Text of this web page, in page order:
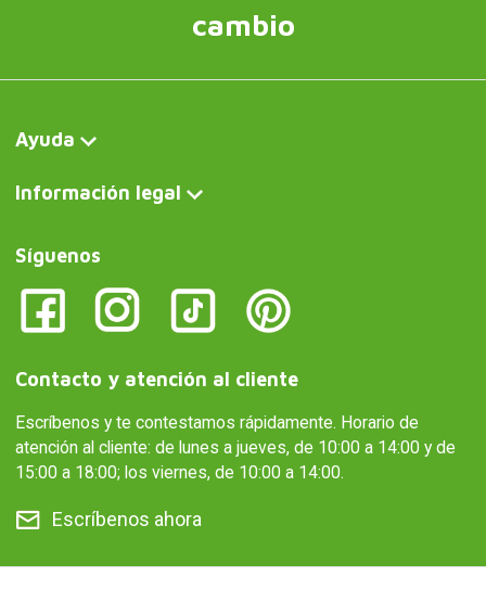
cambio
Ayuda
Información legal
Síguenos
Contacto y atención al cliente
Escríbenos y te contestamos rápidamente. Horario de
atención al cliente: de lunes a jueves, de 10:00 a 14:00 y de
15:00 a 18:00; los viernes, de 10:00 a 14:00.
Escríbenos ahora